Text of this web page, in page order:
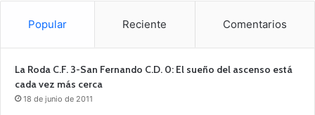
Popular Reciente Comentarios
La Roda C.F. 3-San Fernando C.D. 0: El sueño del ascenso está
cada vez más cerca
18 de junio de 2011